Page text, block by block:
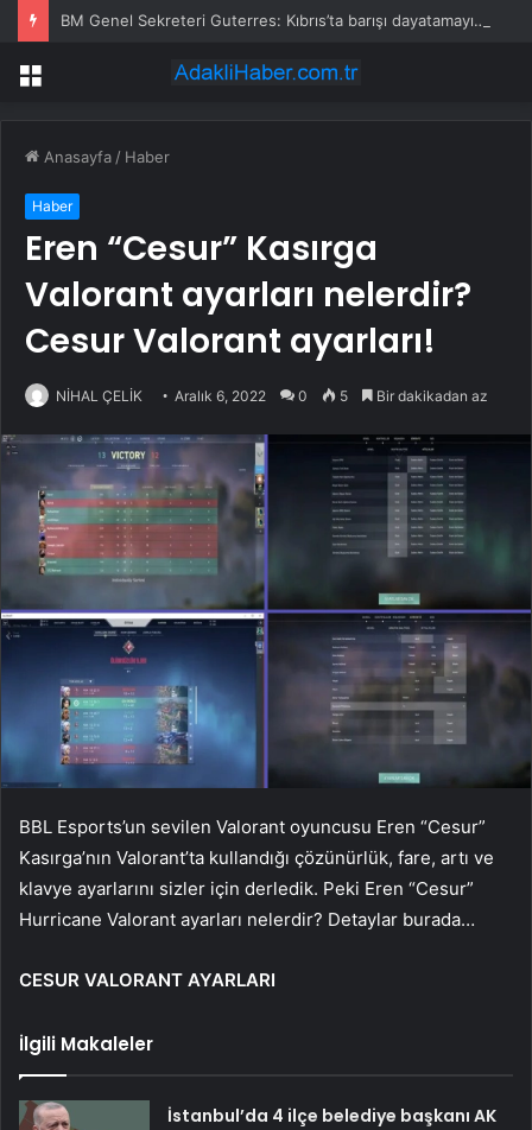
BM Genel Sekreteri Guterres: Kıbrıs’ta barışı dayatamayız, Kıbrıslılar inşa edebilir
Menü
Anasayfa / Haber
Haber
Eren “Cesur” Kasırga
Valorant ayarları nelerdir?
Cesur Valorant ayarları!
NİHAL ÇELİK Aralık 6, 2022 0 5 Bir dakikadan az
BBL Esports’un sevilen Valorant oyuncusu Eren “Cesur”
Kasırga’nın Valorant’ta kullandığı çözünürlük, fare, artı ve
klavye ayarlarını sizler için derledik. Peki Eren “Cesur”
Hurricane Valorant ayarları nelerdir? Detaylar burada…
CESUR VALORANT AYARLARI
İlgili Makaleler
İstanbul’da 4 ilçe belediye başkanı AK